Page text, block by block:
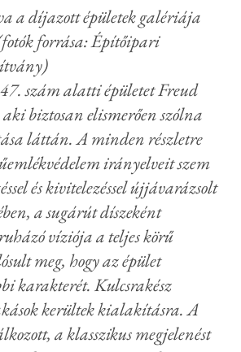
a díjazott épületek galériája
forrása: Építőipari
szám alatti épületet Freud
biztosan elismerően szólna
láttán. A minden részletre
irányelveit szem
és kivitelezéssel újjávarázsolt
a sugárút díszeként
víziója a teljes körű
meg, hogy az épület
karakterét. Kulcsrakész
kerültek kialakításra. A
a klasszikus megjelenést